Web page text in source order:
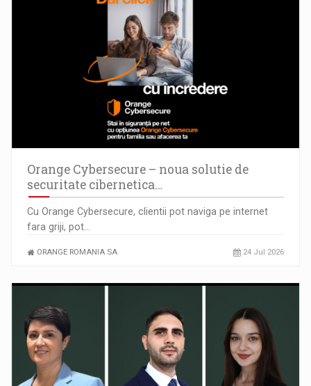
Orange Cybersecure – noua solutie de
securitate cibernetica…
Cu Orange Cybersecure, clientii pot naviga pe internet
fara griji, pot…
ORANGE ROMANIA SA 24 Jul 2026